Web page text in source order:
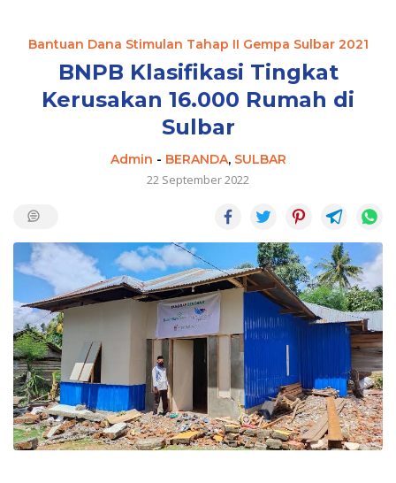
Bantuan Dana Stimulan Tahap II Gempa Sulbar 2021
BNPB Klasifikasi Tingkat
Kerusakan 16.000 Rumah di
Sulbar
Admin - BERANDA, SULBAR
22 September 2022